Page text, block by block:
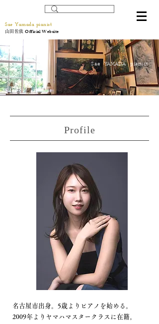
Sae Yamada pianist
山田佐依 Official Website
SaeYAMADA​ pianist
Profile​
名古屋市出身。5歳よりピアノを始める。
2009年よりヤマハマスタークラスに在籍。